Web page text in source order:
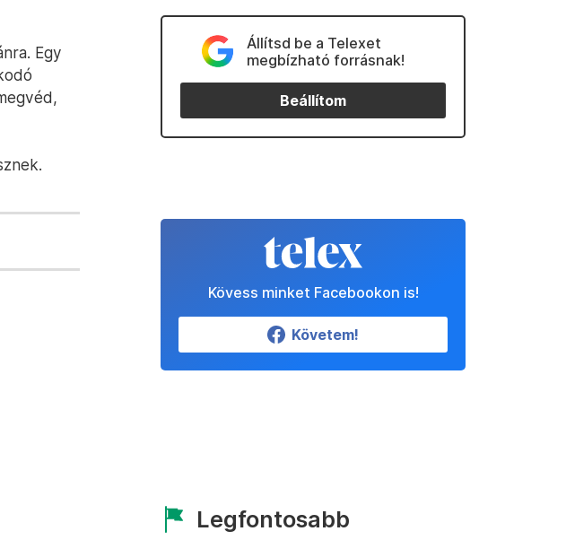
Egy
Állítsd be a Telexet
megbízható forrásnak!
Beállítom
Kövess minket Facebookon is!
Követem!
Legfontosabb